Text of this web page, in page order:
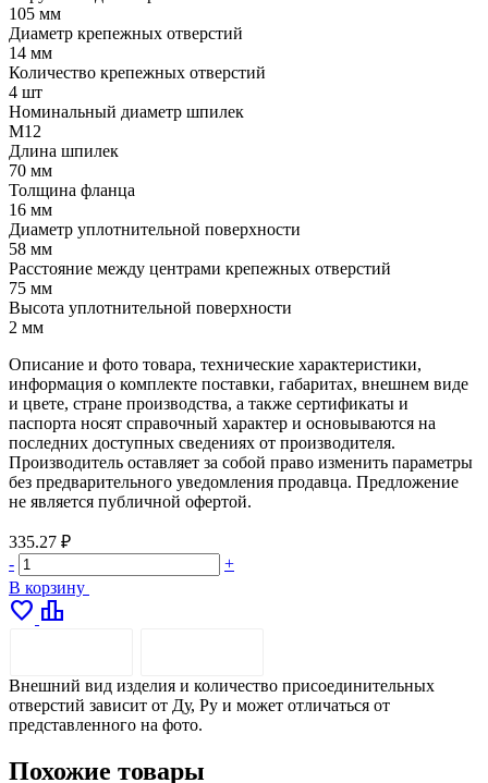
105 мм
Диаметр крепежных отверстий
14 мм
Количество крепежных отверстий
4 шт
Номинальный диаметр шпилек
М12
Длина шпилек
70 мм
Толщина фланца
16 мм
Диаметр уплотнительной поверхности
58 мм
Расстояние между центрами крепежных отверстий
75 мм
Высота уплотнительной поверхности
2 мм
Описание и фото товара, технические характеристики,
информация о комплекте поставки, габаритах, внешнем виде
и цвете, стране производства, а также сертификаты и
паспорта носят справочный характер и основываются на
последних доступных сведениях от производителя.
Производитель оставляет за собой право изменить параметры
без предварительного уведомления продавца. Предложение
не является публичной офертой.
335.27 ₽
-
+
В корзину
favorite leaderboard
Внешний вид изделия и количество присоединительных
отверстий зависит от Ду, Ру и может отличаться от
представленного на фото.
Похожие товары